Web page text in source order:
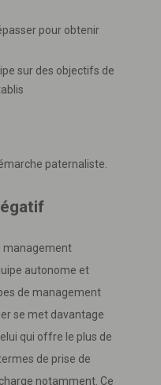
pour obtenir
sur des objectifs de
paternaliste.
management
autonome et
de management
se met davantage
qui offre le plus de
de prise de
notamment. Ce